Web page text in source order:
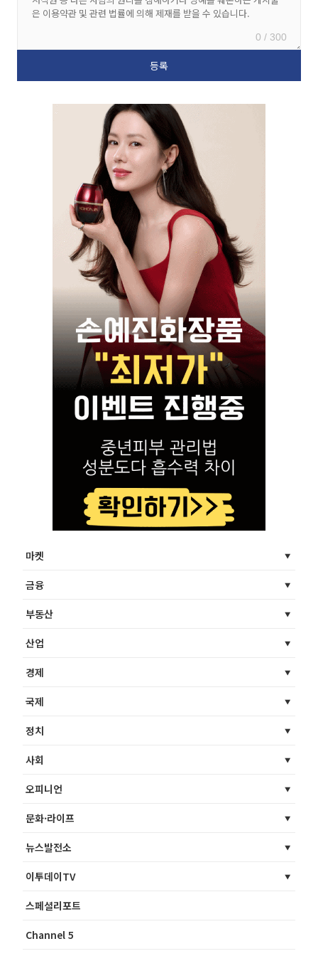
0 / 300
마켓
금융
부동산
산업
경제
국제
정치
사회
오피니언
문화·라이프
뉴스발전소
이투데이TV
스페셜리포트
Channel 5